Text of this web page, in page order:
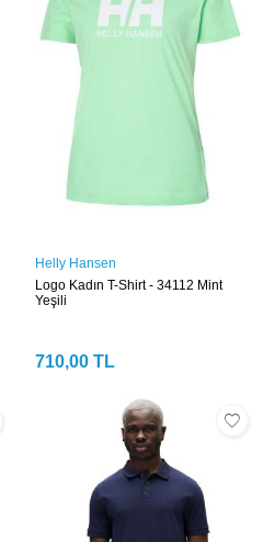
Helly Hansen
Logo Kadın T-Shirt - 34112 Mint
Yeşili
710,00 TL